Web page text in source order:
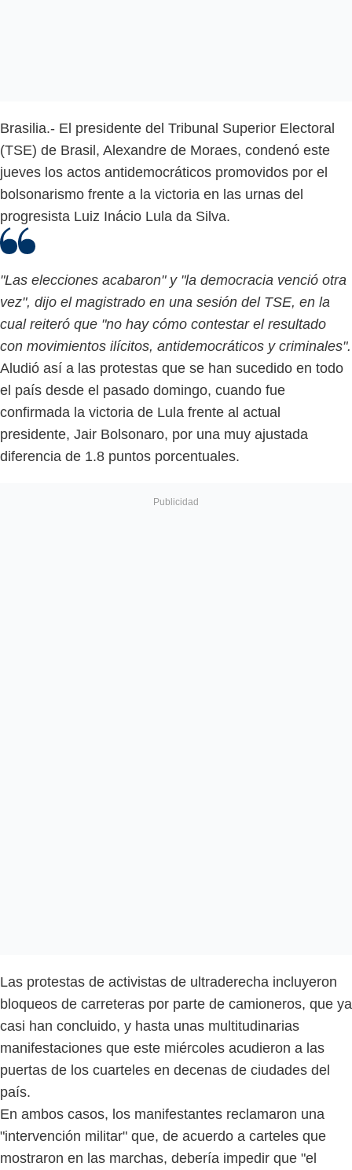
Brasilia.- El presidente del Tribunal Superior Electoral
(TSE) de Brasil, Alexandre de Moraes, condenó este
jueves los actos antidemocráticos promovidos por el
bolsonarismo frente a la victoria en las urnas del
progresista Luiz Inácio Lula da Silva.
"Las elecciones acabaron" y "la democracia venció otra
vez", dijo el magistrado en una sesión del TSE, en la
cual reiteró que "no hay cómo contestar el resultado
con movimientos ilícitos, antidemocráticos y criminales".
Aludió así a las protestas que se han sucedido en todo
el país desde el pasado domingo, cuando fue
confirmada la victoria de Lula frente al actual
presidente, Jair Bolsonaro, por una muy ajustada
diferencia de 1.8 puntos porcentuales.
Las protestas de activistas de ultraderecha incluyeron
bloqueos de carreteras por parte de camioneros, que ya
casi han concluido, y hasta unas multitudinarias
manifestaciones que este miércoles acudieron a las
puertas de los cuarteles en decenas de ciudades del
país.
En ambos casos, los manifestantes reclamaron una
"intervención militar" que, de acuerdo a carteles que
mostraron en las marchas, debería impedir que "el